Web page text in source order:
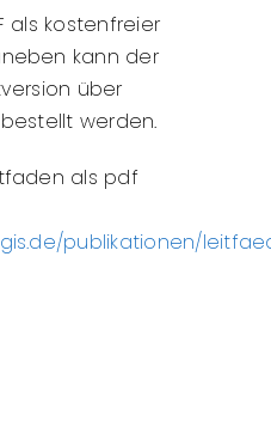
als kostenfreier
kann der
über
bestellt werden.
als pdf
publikationen/